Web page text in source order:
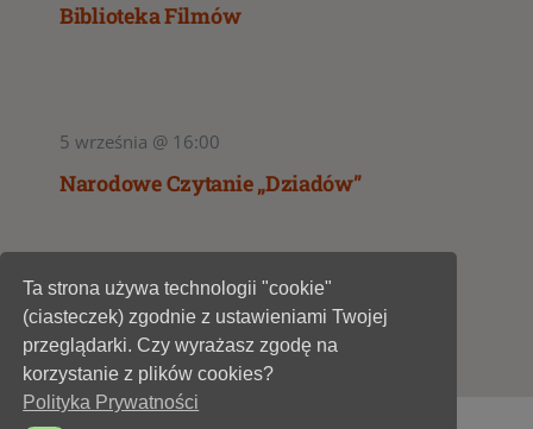
Biblioteka Filmów
5 września @ 16:00
Narodowe Czytanie „Dziadów”
1
Ta strona używa technologii "cookie"
(ciasteczek) zgodnie z ustawieniami Twojej
przeglądarki. Czy wyrażasz zgodę na
korzystanie z plików cookies?
Polityka Prywatności